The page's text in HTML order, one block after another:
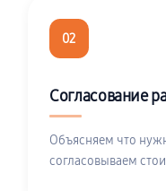
02
Согласование
Объясняем что
согласовываем